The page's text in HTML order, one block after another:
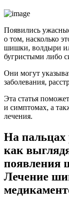
Появились
о том, насколько
шишки, волдыри
бугристыми либо
Они могут
заболевания,
Эта статья
и симптомах, а
лечения.
На
как
появления
Лечение